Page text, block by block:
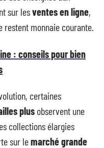
sur lesventes en ligne,
monnaie courante.
: conseils pour bien
certaines
plus observent une
collections élargies
sur lemarché grande